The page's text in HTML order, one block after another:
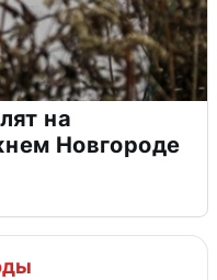
на
Новгороде